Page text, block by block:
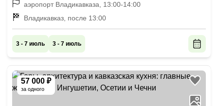
аэропорт Владикавказа, 13:00-14:00
Владикавказ, после 13:00
3 - 7 июль 3 - 7 июль
57 000 ₽
за одного